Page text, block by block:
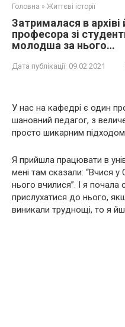
Головна » Життєві історії
Затрималася в архіві
професора зі
молодша за нього…
Дата публікації: 09.02.2021
У нас на кафедрі є один
шановний педагог, з
просто шикарним
Я прийшла працювати в
мені там сказали: “Вчися у
нього вчилися”. І я почала
прислухатися до нього,
виникали труднощі, то я